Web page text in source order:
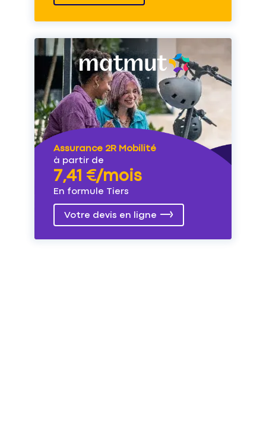
Assurance 2R Mobilité
à partir de
7,41 €/mois
En formule Tiers
Votre devis en ligne